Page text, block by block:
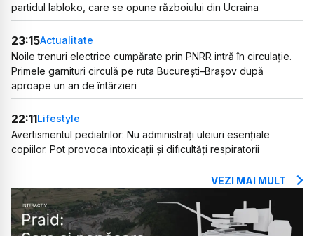
partidul Iabloko, care se opune războiului din Ucraina
23:15Actualitate
Noile trenuri electrice cumpărate prin PNRR intră în circulație.
Primele garnituri circulă pe ruta București–Brașov după
aproape un an de întârzieri
22:11Lifestyle
Avertismentul pediatrilor: Nu administrați uleiuri esențiale
copiilor. Pot provoca intoxicații și dificultăți respiratorii
VEZI MAI MULT